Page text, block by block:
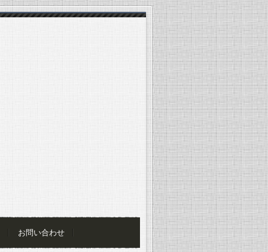
お問い合わせ